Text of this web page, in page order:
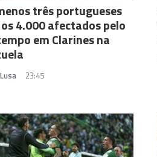
três portugueses
4.000 afectados pelo
em Clarines na
23:45